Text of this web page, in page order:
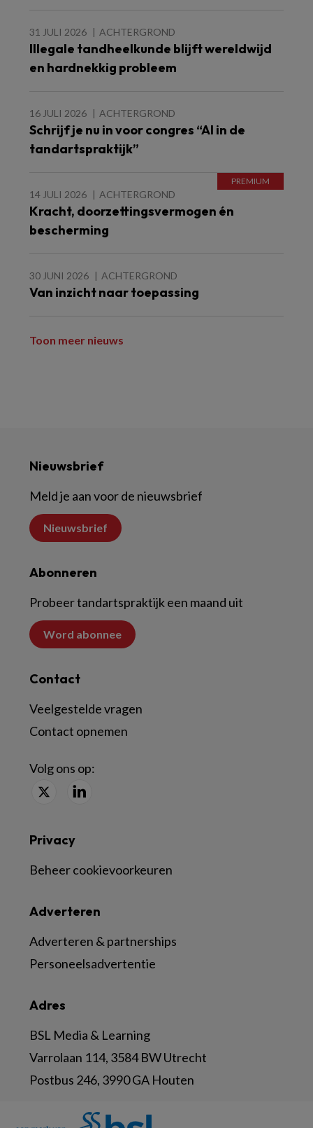
31 JULI 2026 ACHTERGROND
Illegale tandheelkunde blijft wereldwijd
en hardnekkig probleem
16 JULI 2026 ACHTERGROND
Schrijf je nu in voor congres “AI in de
tandartspraktijk”
14 JULI 2026 ACHTERGROND
Kracht, doorzettingsvermogen én
bescherming
30 JUNI 2026 ACHTERGROND
Van inzicht naar toepassing
Toon meer nieuws
Nieuwsbrief
Meld je aan voor de nieuwsbrief
Nieuwsbrief
Abonneren
Probeer tandartspraktijk een maand uit
Word abonnee
Contact
Veelgestelde vragen
Contact opnemen
Volg ons op:
Adres
BSL Media & Learning
Varrolaan 114, 3584 BW Utrecht
Postbus 246, 3990 GA Houten
Adverteren
Adverteren & partnerships
Personeelsadvertentie
Privacy
Beheer cookievoorkeuren